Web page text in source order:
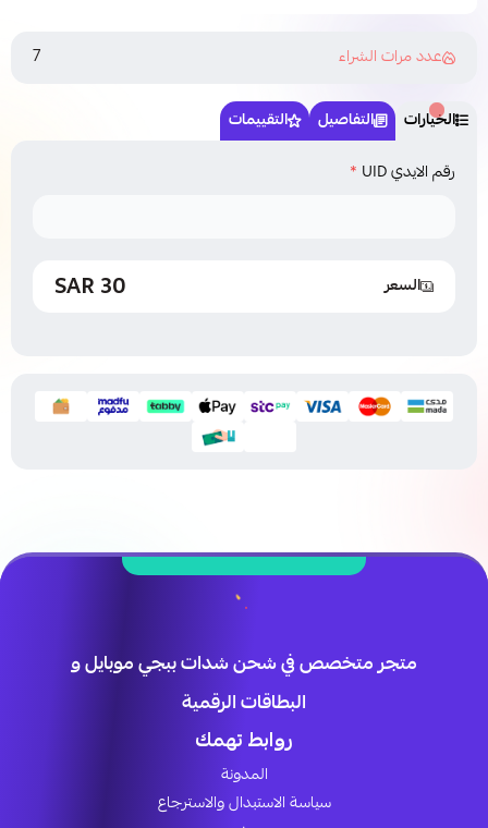
عدد مرات الشراء 7
الخيارات التفاصيل التقييمات
رقم الايدي UID *
السعر 30 SAR
متجر متخصص في شحن شدات ببجي موبايل و
البطاقات الرقمية
روابط تهمك
المدونة
سياسة الاستبدال والاسترجاع